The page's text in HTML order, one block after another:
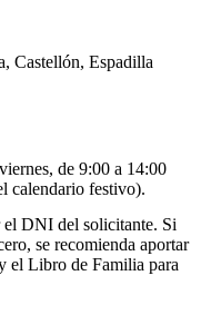
Castellón, Espadilla
de 9:00 a 14:00
calendario festivo).
el DNI del solicitante. Si
se recomienda aportar
el Libro de Familia para